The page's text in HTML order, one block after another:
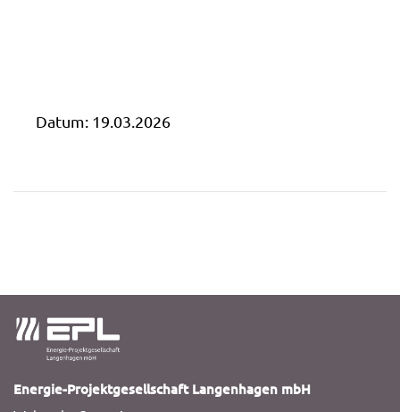
Datum: 19.03.2026
Energie-Projektgesellschaft Langenhagen mbH